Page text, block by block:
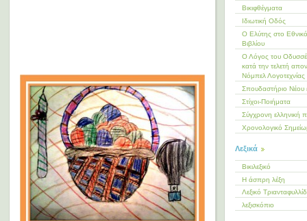
Βικιφθέγματα
Ιδιωτική Οδός
Ο Ελύτης στο
Βιβλίου
Ο Λόγος του
κατά την τελετή
Νόμπελ Λογοτεχνίας
Σπουδαστήριο Νέου
Στίχοι-Ποιήματα
Σύγχρονη ελληνική
Χρονολογικό
Λεξικά
Βικιλεξικό
Η άσπρη λέξη
Λεξικό
λεξισκόπιο